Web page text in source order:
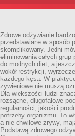
Zdrowe odżywianie
przedstawiane w sposób
skomplikowany. Jedni
eliminowania całych grup
do modnych diet, a
wokół restrykcji,
każdego kęsa. W
żywieniowe nie muszą
Dla większości ludzi
rozsądne, długofalowe
regularności, jakości
potrzeby organizmu. To
a nie chwilowe zrywy,
Podstawą zdrowego